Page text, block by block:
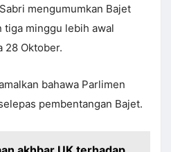
mengumumkan Bajet
tiga minggu lebih awal
28 Oktober.
bahawa Parlimen
pembentangan Bajet.